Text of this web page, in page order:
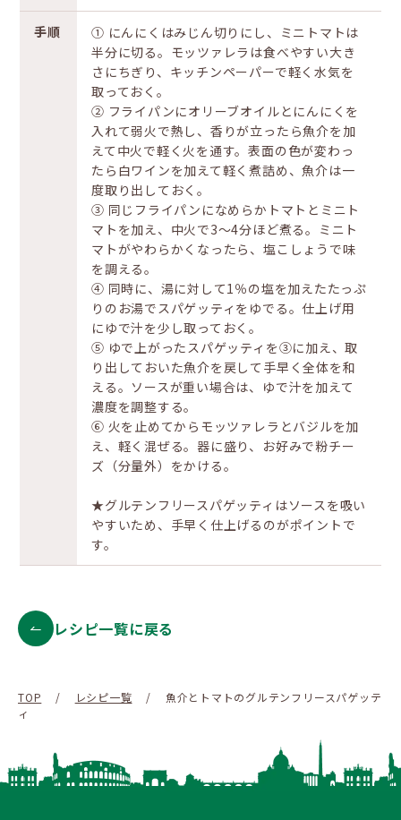
手順
① にんにくはみじん切りにし、ミニトマトは
半分に切る。モッツァレラは食べやすい大き
さにちぎり、キッチンペーパーで軽く水気を
取っておく。
② フライパンにオリーブオイルとにんにくを
入れて弱火で熱し、香りが立ったら魚介を加
えて中火で軽く火を通す。表面の色が変わっ
たら白ワインを加えて軽く煮詰め、魚介は一
度取り出しておく。
③ 同じフライパンになめらかトマトとミニト
マトを加え、中火で3〜4分ほど煮る。ミニト
マトがやわらかくなったら、塩こしょうで味
を調える。
④ 同時に、湯に対して1％の塩を加えたたっぷ
りのお湯でスパゲッティをゆでる。仕上げ用
にゆで汁を少し取っておく。
⑤ ゆで上がったスパゲッティを③に加え、取
り出しておいた魚介を戻して手早く全体を和
える。ソースが重い場合は、ゆで汁を加えて
濃度を調整する。
⑥ 火を止めてからモッツァレラとバジルを加
え、軽く混ぜる。器に盛り、お好みで粉チー
ズ（分量外）をかける。
★グルテンフリースパゲッティはソースを吸い
やすいため、手早く仕上げるのがポイントで
す。
レシピ一覧に戻る
TOP / レシピ一覧 /
魚介とトマトのグルテンフリースパゲッテ
ィ